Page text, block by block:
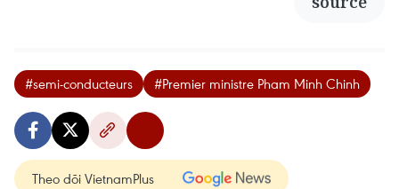
#semi-conducteurs #Premier ministre Pham Minh Chinh
Theo dõi VietnamPlus